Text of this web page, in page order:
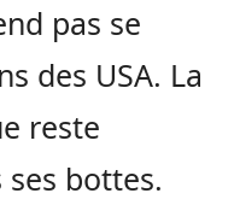
pas se
des USA. La
reste
bottes.